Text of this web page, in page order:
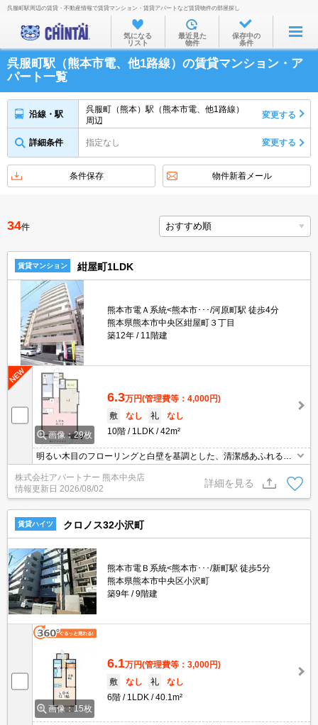
お部屋を探す
沿線・駅から
住所から
家賃相場から
不動産会社から
呉服町駅周辺の賃貸・不動産情報で賃貸マンション・賃貸アパートなど賃貸物件の部屋探し
気になる
リスト
最近見た
物件
保存中の
条件
呉服町駅（熊本市電、他1路線）の賃貸マンション・ア
パート一覧
沿線・駅
呉服町（熊本）駅（熊本市電、他1路線）
周辺
変更する
詳細条件 指定なし 変更する
条件保存 物件新着メール
34件
賃貸マンション 紺屋町1LDK
熊本市電Ａ系統<熊本市･･･/河原町駅 徒歩4分
熊本県熊本市中央区紺屋町３丁目
築12年
11階建
画像：29枚
6.3万円(管理費等：4,000円)
敷
なし 礼
なし
10階
1LDK 42m²
明るい木目のフローリングと白壁を基調とした、清潔感あふれる開
放的な空間が特徴です
株式会社アパートナー 熊本中央店
情報更新日 2026/08/02
詳細を見る
賃貸ハイツ クロノス32小沢町
熊本市電Ｂ系統<熊本市･･･/新町駅 徒歩5分
熊本県熊本市中央区小沢町
築9年
9階建
画像：15枚
6.1万円(管理費等：3,000円)
敷
なし 礼
なし
6階
1LDK 40.1m²